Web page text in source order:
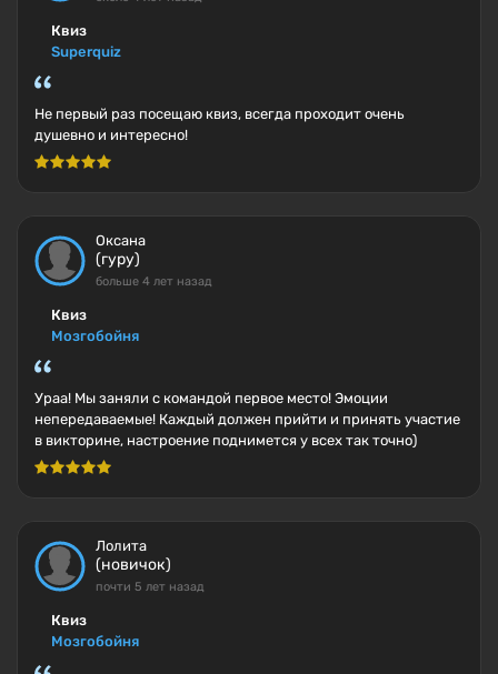
Квиз
Superquiz
Не первый раз посещаю квиз, всегда проходит очень
душевно и интересно!
Оксана
(гуру)
больше 4 лет назад
Квиз
Мозгобойня
Ураа! Мы заняли с командой первое место! Эмоции
непередаваемые! Каждый должен прийти и принять участие
в викторине, настроение поднимется у всех так точно)
Лолита
(новичок)
почти 5 лет назад
Квиз
Мозгобойня